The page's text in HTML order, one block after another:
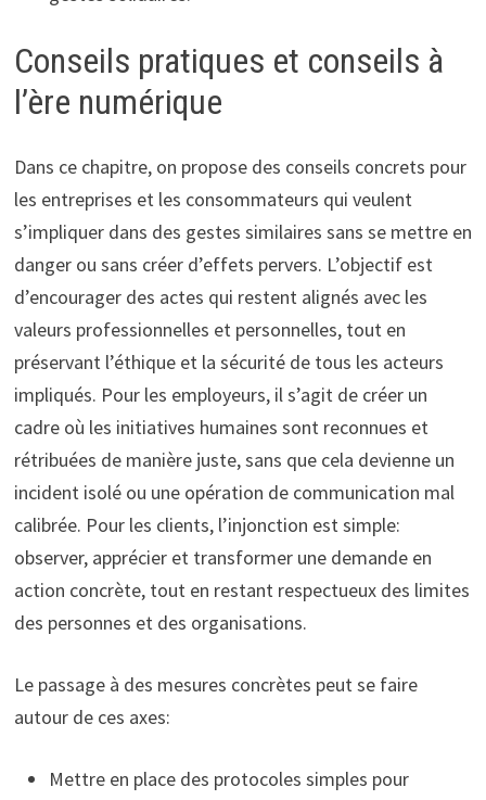
Conseils pratiques et conseils à
l’ère numérique
Dans ce chapitre, on propose des conseils concrets pour
les entreprises et les consommateurs qui veulent
s’impliquer dans des gestes similaires sans se mettre en
danger ou sans créer d’effets pervers. L’objectif est
d’encourager des actes qui restent alignés avec les
valeurs professionnelles et personnelles, tout en
préservant l’éthique et la sécurité de tous les acteurs
impliqués. Pour les employeurs, il s’agit de créer un
cadre où les initiatives humaines sont reconnues et
rétribuées de manière juste, sans que cela devienne un
incident isolé ou une opération de communication mal
calibrée. Pour les clients, l’injonction est simple:
observer, apprécier et transformer une demande en
action concrète, tout en restant respectueux des limites
des personnes et des organisations.
Le passage à des mesures concrètes peut se faire
autour de ces axes:
Mettre en place des protocoles simples pour